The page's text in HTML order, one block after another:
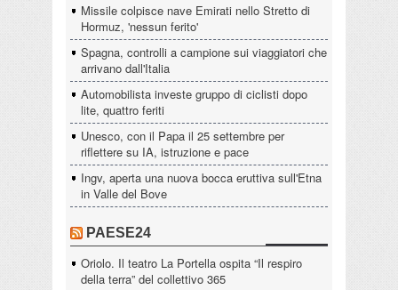
Missile colpisce nave Emirati nello Stretto di
Hormuz, 'nessun ferito'
Spagna, controlli a campione sui viaggiatori che
arrivano dall'Italia
Automobilista investe gruppo di ciclisti dopo
lite, quattro feriti
Unesco, con il Papa il 25 settembre per
riflettere su IA, istruzione e pace
Ingv, aperta una nuova bocca eruttiva sull'Etna
in Valle del Bove
PAESE24
Oriolo. Il teatro La Portella ospita “Il respiro
della terra” del collettivo 365